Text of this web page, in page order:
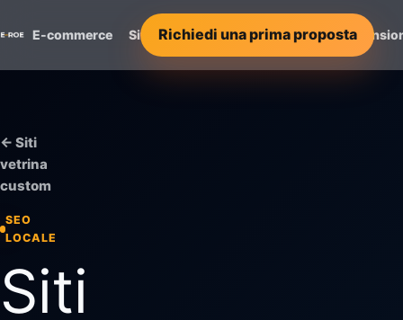
E-commerce Siti Vetrina Servizi Progetti
Richiedi una prima proposta
← Siti
vetrina
custom
SEO
LOCALE
Siti